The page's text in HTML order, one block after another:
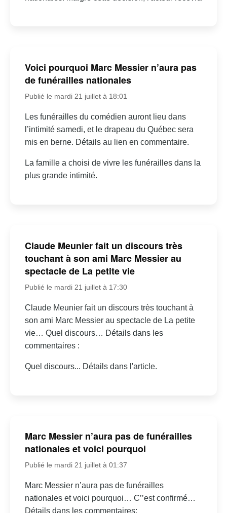
Voici pourquoi Marc Messier n’aura pas
de funérailles nationales
Publié le mardi 21 juillet à 18:01
Les funérailles du comédien auront lieu dans
l’intimité samedi, et le drapeau du Québec sera
mis en berne. Détails au lien en commentaire.
La famille a choisi de vivre les funérailles dans la
plus grande intimité.
Claude Meunier fait un discours très
touchant à son ami Marc Messier au
spectacle de La petite vie
Publié le mardi 21 juillet à 17:30
Claude Meunier fait un discours très touchant à
son ami Marc Messier au spectacle de La petite
vie… Quel discours… Détails dans les
commentaires :
Quel discours... Détails dans l'article.
Marc Messier n’aura pas de funérailles
nationales et voici pourquoi
Publié le mardi 21 juillet à 01:37
Marc Messier n’aura pas de funérailles
nationales et voici pourquoi… C’’est confirmé…
Détails dans les commentaires: